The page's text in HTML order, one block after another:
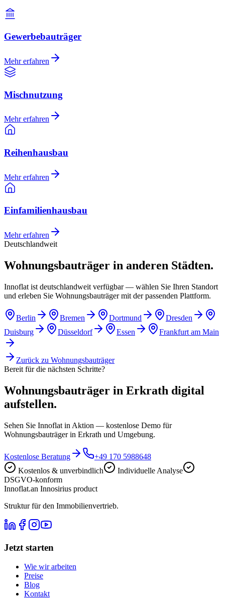
Gewerbebauträger
Mehr erfahren
Mischnutzung
Mehr erfahren
Reihenhausbau
Mehr erfahren
Einfamilienhausbau
Mehr erfahren
Deutschlandweit
Wohnungsbauträger in anderen Städten.
Innoflat ist deutschlandweit verfügbar — wählen Sie Ihren Standort
und erleben Sie Wohnungsbauträger mit der passenden Plattform.
Berlin Bremen Dortmund
Dresden
Duisburg
Düsseldorf Essen Frankfurt am Main
Zurück zu Wohnungsbauträger
Bereit für die nächsten Schritte?
Wohnungsbauträger in Erkrath digital
aufstellen.
Sehen Sie Innoflat in Aktion — kostenlose Demo für
Wohnungsbauträger in Erkrath und Umgebung.
Kostenlose Beratung
+49 170 5988648
Kostenlos & unverbindlich
Individuelle Analyse
DSGVO-konform
Innoflat.an Innosirius product
Struktur für den Immobilienvertrieb.
Jetzt starten
Wie wir arbeiten
Preise
Blog
Kontakt